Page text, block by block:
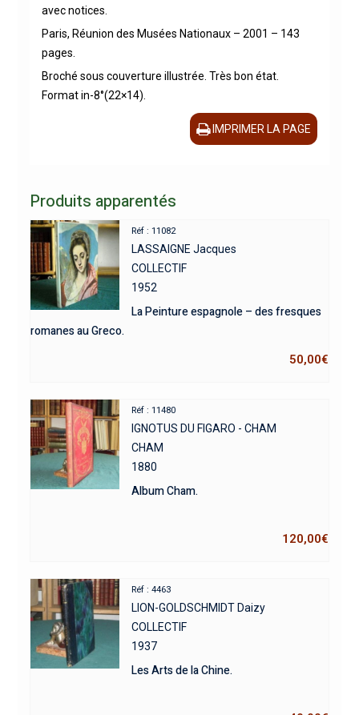
avec notices.
Paris, Réunion des Musées Nationaux – 2001 – 143
pages.
Broché sous couverture illustrée. Très bon état.
Format in-8°(22×14).
IMPRIMER LA PAGE
Produits apparentés
Réf : 11082
LASSAIGNE Jacques
COLLECTIF
1952
La Peinture espagnole – des fresques
romanes au Greco.
50,00€
Réf : 11480
IGNOTUS DU FIGARO - CHAM
CHAM
1880
Album Cham.
120,00€
Réf : 4463
LION-GOLDSCHMIDT Daizy
COLLECTIF
1937
Les Arts de la Chine.